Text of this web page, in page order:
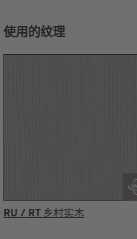
使用的纹理
RU / RT 乡村实木